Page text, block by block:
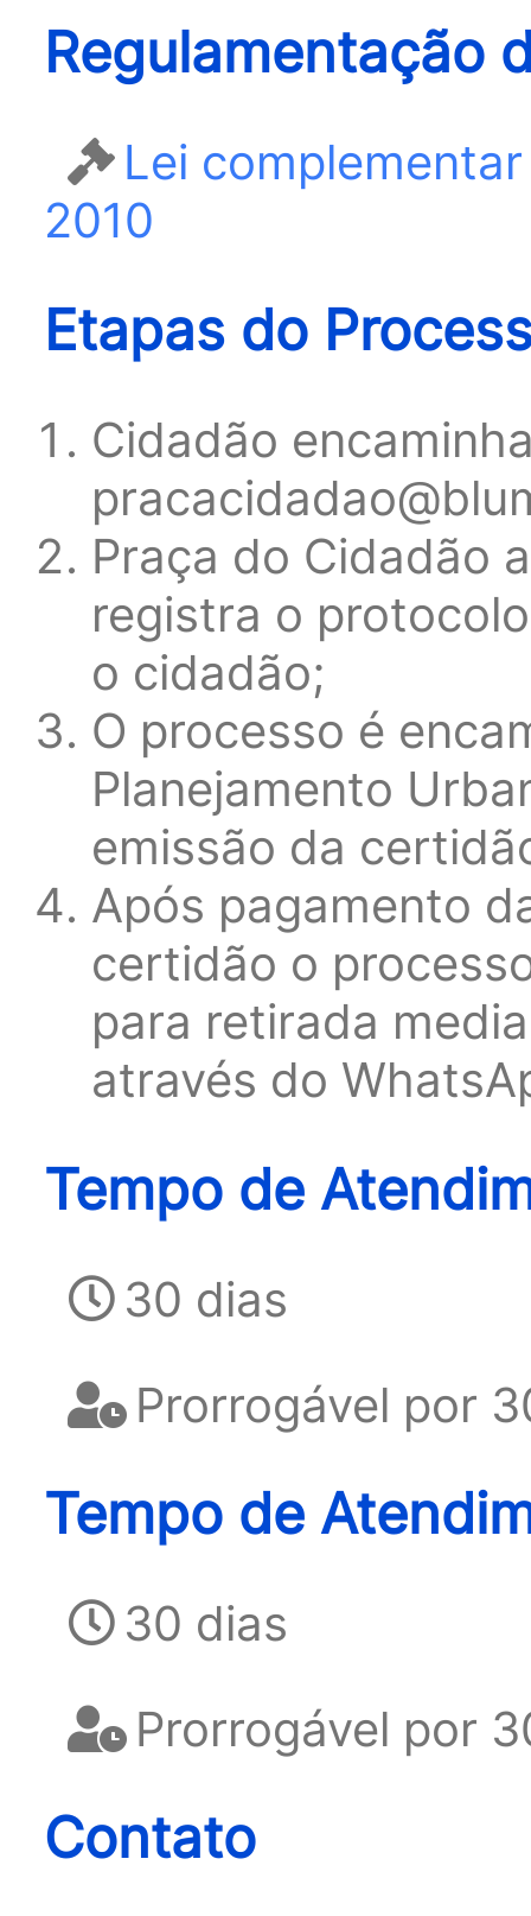
Regulamentação
Lei
2010
Etapas do
Cidadão
Praça do Cidadão
registra o
o cidadão;
O processo é
Planejamento
emissão da
Após pagamento
certidão o
para retirada
através do
Tempo de
30 dias
Prorrogável por
Tempo de
30 dias
Prorrogável por
Contato